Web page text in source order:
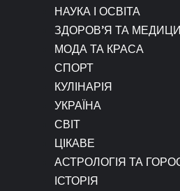
НАУКА І ОСВІТА
ЗДОРОВ’Я ТА
МОДА ТА КРАСА
СПОРТ
КУЛІНАРІЯ
УКРАЇНА
СВІТ
ЦІКАВЕ
АСТРОЛОГІЯ ТА
ІСТОРІЯ